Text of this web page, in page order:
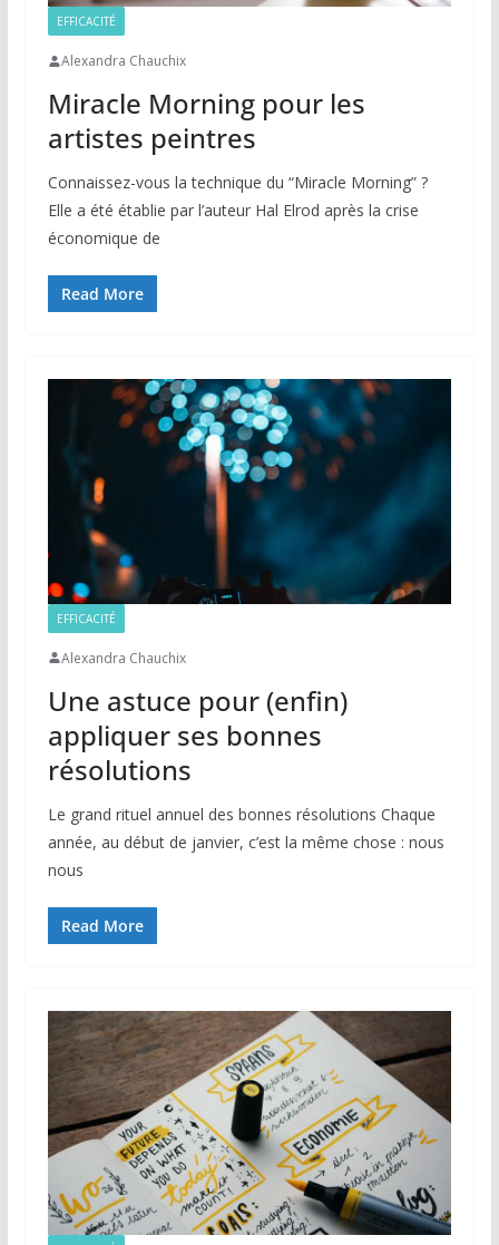
EFFICACITÉ
Alexandra Chauchix
Miracle Morning pour les
artistes peintres
Connaissez-vous la technique du “Miracle Morning” ?
Elle a été établie par l’auteur Hal Elrod après la crise
économique de
Read More
EFFICACITÉ
Alexandra Chauchix
Une astuce pour (enfin)
appliquer ses bonnes
résolutions
Le grand rituel annuel des bonnes résolutions Chaque
année, au début de janvier, c’est la même chose : nous
nous
Read More